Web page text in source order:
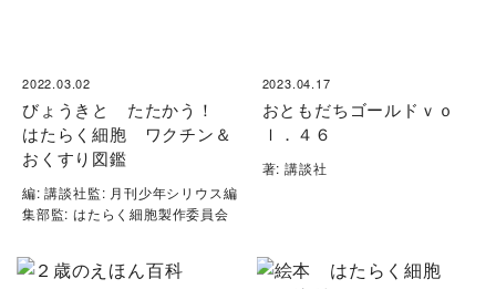
2022.03.02
びょうきと たたかう！
はたらく細胞 ワクチン＆
おくすり図鑑
編: 講談社監: 月刊少年シリウス編
集部監: はたらく細胞製作委員会
2023.04.17
おともだちゴールドｖｏ
ｌ．４６
著: 講談社